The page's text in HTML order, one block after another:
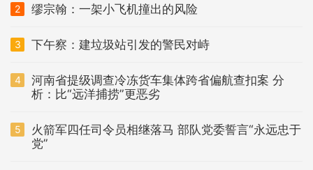
2 缪宗翰：一架小飞机撞出的风险
3 下午察：建垃圾站引发的警民对峙
4
河南省提级调查冷冻货车集体跨省偏航查扣案 分
析：比“远洋捕捞”更恶劣
5
火箭军四任司令员相继落马 部队党委誓言“永远忠于
党”